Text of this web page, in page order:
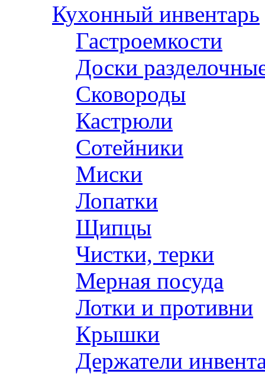
Кухонный инвентарь
Гастроемкости
Доски
Сковороды
Кастрюли
Сотейники
Миски
Лопатки
Щипцы
Чистки, терки
Мерная посуда
Лотки и противни
Крышки
Держатели